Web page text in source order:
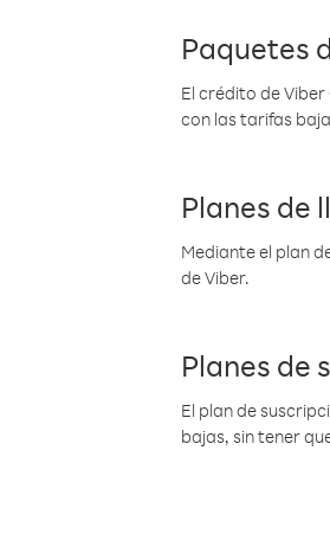
Paquetes
El crédito de
con las tarifas
Planes de
Mediante el plan
de Viber.
Planes de
El plan de
bajas, sin tener